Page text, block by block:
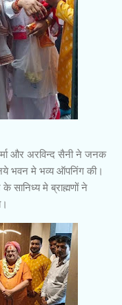
और अरविन्द सैनी ने जनक
भवन मे भव्य ऑपनिंग की।
सानिध्य मे ब्राह्मणों ने